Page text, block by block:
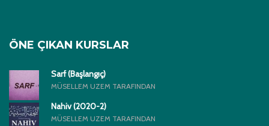
ÖNE ÇIKAN KURSLAR
Sarf (Başlangıç)
MÜSELLEM UZEM TARAFINDAN
Nahiv (2020-2)
MÜSELLEM UZEM TARAFINDAN